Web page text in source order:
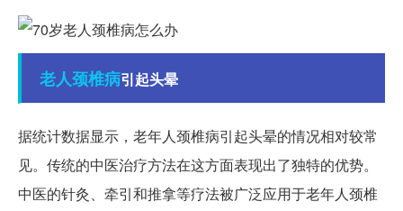
老人颈椎病引起头晕
据统计数据显示，老年人颈椎病引起头晕的情况相对较常
见。传统的中医治疗方法在这方面表现出了独特的优势。
中医的针灸、牵引和推拿等疗法被广泛应用于老年人颈椎